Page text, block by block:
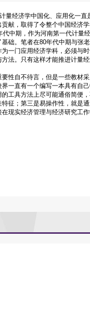
量经济学中国化、应用化一直
献，取得了令整个中国经济
中期，作为河南第一代计量
础。笔者在80年代中期与张
一门应用经济学科，必须与
法。只有这样才能推进计量
性自不待言，但是一些教材
一直有一个编写一本具有自
工具方法上尽可能通俗简便
征；第三是易操作性，就是
现实经济管理与经济研究工